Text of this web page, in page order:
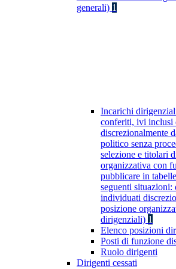
generali) 1
Incarichi
conferiti, ivi inclusi
discrezionalmente
politico senza
selezione e titolari
organizzativa con
pubblicare in
seguenti
individuati
posizione
dirigenziali) 1
Elenco posizioni
Posti di funzione
Ruolo dirigenti
Dirigenti cessati